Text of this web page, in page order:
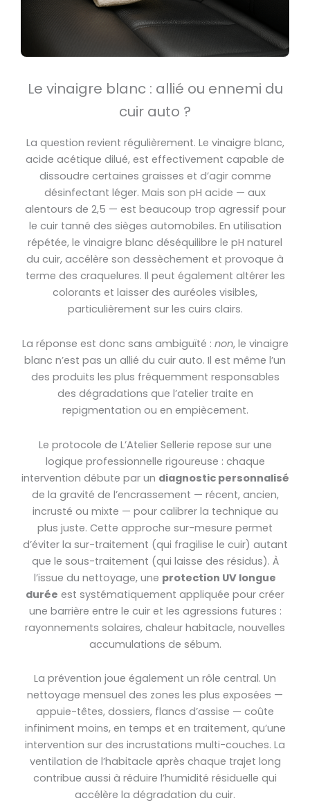
Le vinaigre blanc : allié ou ennemi du
cuir auto ?
La question revient régulièrement. Le vinaigre blanc,
acide acétique dilué, est effectivement capable de
dissoudre certaines graisses et d’agir comme
désinfectant léger. Mais son pH acide — aux
alentours de 2,5 — est beaucoup trop agressif pour
le cuir tanné des sièges automobiles. En utilisation
répétée, le vinaigre blanc déséquilibre le pH naturel
du cuir, accélère son dessèchement et provoque à
terme des craquelures. Il peut également altérer les
colorants et laisser des auréoles visibles,
particulièrement sur les cuirs clairs.
La réponse est donc sans ambiguïté : non, le vinaigre
blanc n’est pas un allié du cuir auto. Il est même l’un
des produits les plus fréquemment responsables
des dégradations que l’atelier traite en
repigmentation ou en empiècement.
Le protocole de L’Atelier Sellerie repose sur une
logique professionnelle rigoureuse : chaque
intervention débute par un diagnostic personnalisé
de la gravité de l’encrassement — récent, ancien,
incrusté ou mixte — pour calibrer la technique au
plus juste. Cette approche sur-mesure permet
d’éviter la sur-traitement (qui fragilise le cuir) autant
que le sous-traitement (qui laisse des résidus). À
l’issue du nettoyage, une protection UV longue
durée est systématiquement appliquée pour créer
une barrière entre le cuir et les agressions futures :
rayonnements solaires, chaleur habitacle, nouvelles
accumulations de sébum.
La prévention joue également un rôle central. Un
nettoyage mensuel des zones les plus exposées —
appuie-têtes, dossiers, flancs d’assise — coûte
infiniment moins, en temps et en traitement, qu’une
intervention sur des incrustations multi-couches. La
ventilation de l’habitacle après chaque trajet long
contribue aussi à réduire l’humidité résiduelle qui
accélère la dégradation du cuir.